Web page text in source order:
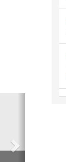
Siguiente